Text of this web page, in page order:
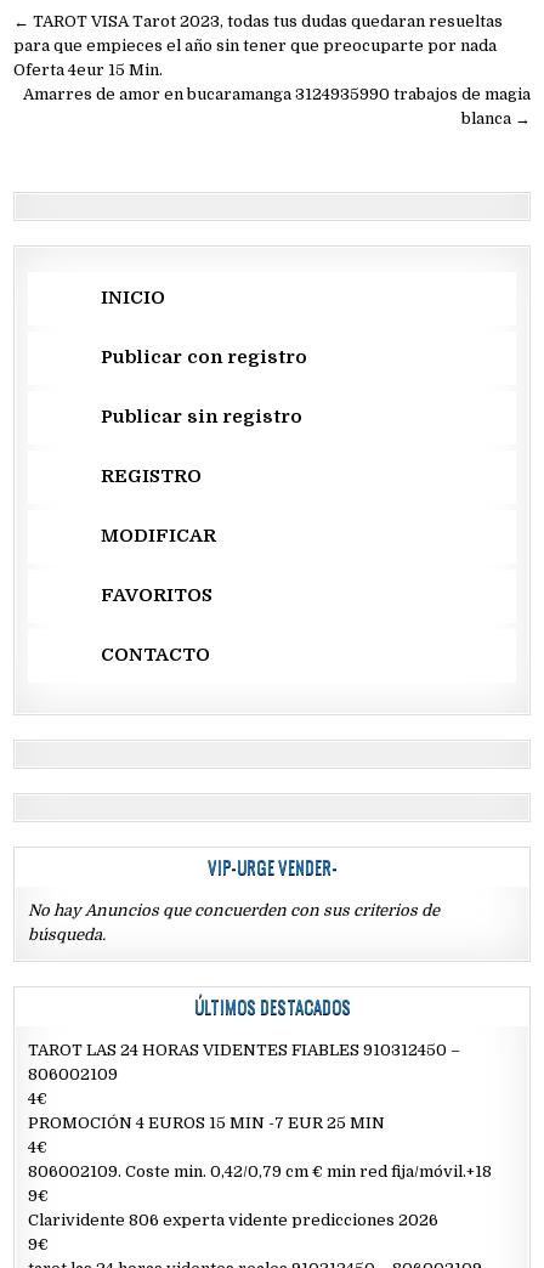
Navegación
de
entradas
← TAROT VISA Tarot 2023, todas tus dudas quedaran resueltas
para que empieces el año sin tener que preocuparte por nada
Oferta 4eur 15 Min.
Amarres de amor en bucaramanga 3124935990 trabajos de magia
blanca →
INICIO
Publicar con registro
Publicar sin registro
REGISTRO
MODIFICAR
FAVORITOS
CONTACTO
VIP-URGE VENDER-
No hay Anuncios que concuerden con sus criterios de
búsqueda.
ÚLTIMOS DESTACADOS
TAROT LAS 24 HORAS VIDENTES FIABLES 910312450 –
806002109
4€
PROMOCIÓN 4 EUROS 15 MIN -7 EUR 25 MIN
4€
806002109. Coste min. 0,42/0,79 cm € min red fija/móvil.+18
9€
Clarividente 806 experta vidente predicciones 2026
9€